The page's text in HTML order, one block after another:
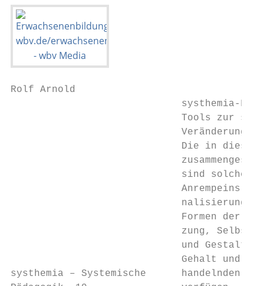
Rolf Arnold
systhemia-
Tools zur
Die in diesem
sind solche
Anrempeins
nalisierung.
Formen der
zung,
und
Gehalt und
systhemia – Systemische      handelnden